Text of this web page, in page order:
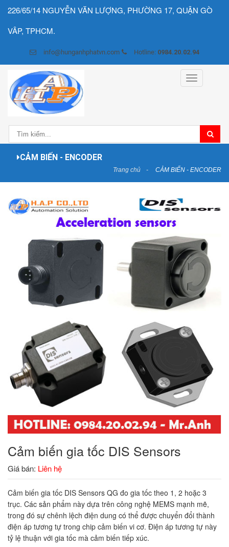
226/65/14 NGUYỄN VĂN LƯỢNG, PHƯỜNG 17, QUẬN GÒ
VÂP, TPHCM.
info@hunganhphatvn.com Hotline: 0984.20.02.94
Toggle
navigation
CẢM BIẾN - ENCODER
Trang chủ CẢM BIẾN - ENCODER
Cảm biến gia tốc DIS Sensors
Giá bán: Liên hệ
Cảm biến gia tốc DIS Sensors QG đo gia tốc theo 1, 2 hoặc 3
trục. Các sản phẩm này dựa trên công nghệ MEMS mạnh mẽ,
trong đó sự chênh lệch điện dung có thể được chuyển đổi thành
điện áp tương tự trong chip cảm biến vi cơ. Điện áp tương tự này
tỷ lệ thuận với gia tốc mà cảm biến tiếp xúc.